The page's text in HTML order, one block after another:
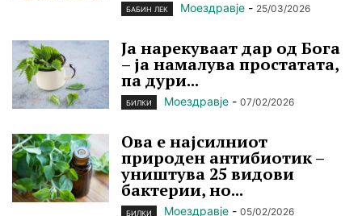
БАБИН ЛЕК Моездравје - 25/03/2026
Ја нарекуваат дар од Бога
– ја намалува простатата,
па дури...
БИЛКИ Моездравје - 07/02/2026
Ова е најсилниот
природен антибиотик –
уништува 25 видови
бактерии, но...
БИЛКИ Моездравје - 05/02/2026